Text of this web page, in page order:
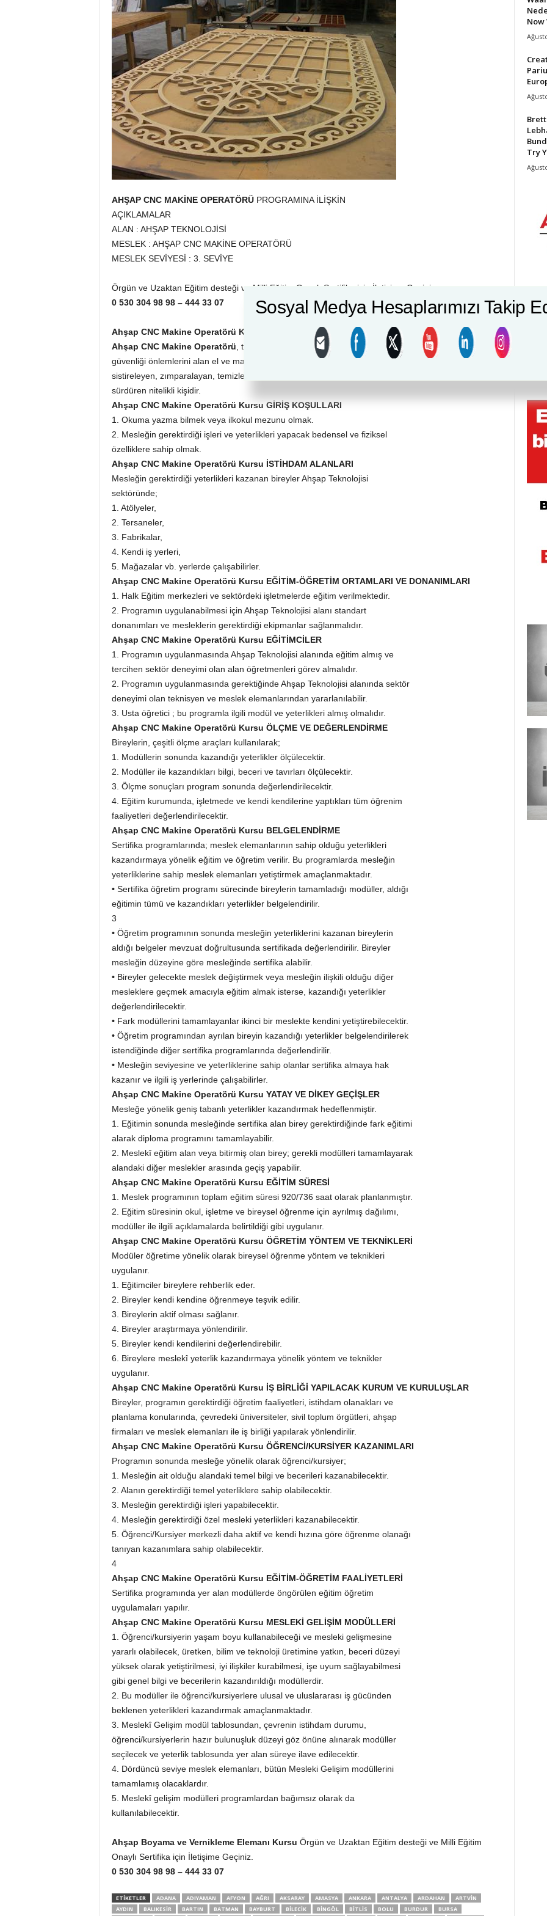
AHŞAP CNC MAKİNE OPERATÖRÜPROGRAMINA İLİŞKİN
AÇIKLAMALAR
ALAN : AHŞAP TEKNOLOJİSİ
MESLEK : AHŞAP CNC MAKİNE OPERATÖRÜ
MESLEK SEVİYESİ : 3. SEVİYE
Örgün ve Uzaktan Eğitim desteği ve Milli Eğitim Onaylı Sertifika için İletişime Geçiniz.
0 530 304 98 98 – 444 33 07
Ahşap CNC Makine Operatörü Kursu MESLEK ELEMANI TANIMI
Ahşap CNC Makine Operatörü , teknik Resmi çizen ve ölçülendiren, İş
güvenliği önlemlerini alan el ve makinelerle mobilya parçalarını rendeleyen,
sistireleyen, zımparalayan, temizleyen ve meslekî eğitime ilişkin faaliyetleri
sürdüren nitelikli kişidir.
Ahşap CNC Makine Operatörü Kursu GİRİŞ KOŞULLARI
1. Okuma yazma bilmek veya ilkokul mezunu olmak.
2. Mesleğin gerektirdiği işleri ve yeterlikleri yapacak bedensel ve fiziksel
özelliklere sahip olmak.
Ahşap CNC Makine Operatörü Kursu İSTİHDAM ALANLARI
Mesleğin gerektirdiği yeterlikleri kazanan bireyler Ahşap Teknolojisi
sektöründe;
1. Atölyeler,
2. Tersaneler,
3. Fabrikalar,
4. Kendi iş yerleri,
5. Mağazalar vb. yerlerde çalışabilirler.
Ahşap CNC Makine Operatörü Kursu EĞİTİM-ÖĞRETİM ORTAMLARI VE DONANIMLARI
1. Halk Eğitim merkezleri ve sektördeki işletmelerde eğitim verilmektedir.
2. Programın uygulanabilmesi için Ahşap Teknolojisi alanı standart
donanımları ve mesleklerin gerektirdiği ekipmanlar sağlanmalıdır.
Ahşap CNC Makine Operatörü Kursu EĞİTİMCİLER
1. Programın uygulanmasında Ahşap Teknolojisi alanında eğitim almış ve
tercihen sektör deneyimi olan alan öğretmenleri görev almalıdır.
2. Programın uygulanmasında gerektiğinde Ahşap Teknolojisi alanında sektör
deneyimi olan teknisyen ve meslek elemanlarından yararlanılabilir.
3. Usta öğretici ; bu programla ilgili modül ve yeterlikleri almış olmalıdır.
Ahşap CNC Makine Operatörü Kursu ÖLÇME VE DEĞERLENDİRME
Bireylerin, çeşitli ölçme araçları kullanılarak;
1. Modüllerin sonunda kazandığı yeterlikler ölçülecektir.
2. Modüller ile kazandıkları bilgi, beceri ve tavırları ölçülecektir.
3. Ölçme sonuçları program sonunda değerlendirilecektir.
4. Eğitim kurumunda, işletmede ve kendi kendilerine yaptıkları tüm öğrenim
faaliyetleri değerlendirilecektir.
Ahşap CNC Makine Operatörü Kursu BELGELENDİRME
Sertifika programlarında; meslek elemanlarının sahip olduğu yeterlikleri
kazandırmaya yönelik eğitim ve öğretim verilir. Bu programlarda mesleğin
yeterliklerine sahip meslek elemanları yetiştirmek amaçlanmaktadır.
•Sertifika öğretim programı sürecinde bireylerin tamamladığı modüller, aldığı
eğitimin tümü ve kazandıkları yeterlikler belgelendirilir.
3
•Öğretim programının sonunda mesleğin yeterliklerini kazanan bireylerin
aldığı belgeler mevzuat doğrultusunda sertifikada değerlendirilir. Bireyler
mesleğin düzeyine göre mesleğinde sertifika alabilir.
•Bireyler gelecekte meslek değiştirmek veya mesleğin ilişkili olduğu diğer
mesleklere geçmek amacıyla eğitim almak isterse, kazandığı yeterlikler
değerlendirilecektir.
•Fark modüllerini tamamlayanlar ikinci bir meslekte kendini yetiştirebilecektir.
•Öğretim programından ayrılan bireyin kazandığı yeterlikler belgelendirilerek
istendiğinde diğer sertifika programlarında değerlendirilir.
•Mesleğin seviyesine ve yeterliklerine sahip olanlar sertifika almaya hak
kazanır ve ilgili iş yerlerinde çalışabilirler.
Ahşap CNC Makine Operatörü Kursu YATAY VE DİKEY GEÇİŞLER
Mesleğe yönelik geniş tabanlı yeterlikler kazandırmak hedeflenmiştir.
1. Eğitimin sonunda mesleğinde sertifika alan birey gerektirdiğinde fark eğitimi
alarak diploma programını tamamlayabilir.
2. Meslekî eğitim alan veya bitirmiş olan birey; gerekli modülleri tamamlayarak
alandaki diğer meslekler arasında geçiş yapabilir.
Ahşap CNC Makine Operatörü Kursu EĞİTİM SÜRESİ
1. Meslek programının toplam eğitim süresi 920/736 saat olarak planlanmıştır.
2. Eğitim süresinin okul, işletme ve bireysel öğrenme için ayrılmış dağılımı,
modüller ile ilgili açıklamalarda belirtildiği gibi uygulanır.
Ahşap CNC Makine Operatörü Kursu ÖĞRETİM YÖNTEM VE TEKNİKLERİ
Modüler öğretime yönelik olarak bireysel öğrenme yöntem ve teknikleri
uygulanır.
1. Eğitimciler bireylere rehberlik eder.
2. Bireyler kendi kendine öğrenmeye teşvik edilir.
3. Bireylerin aktif olması sağlanır.
4. Bireyler araştırmaya yönlendirilir.
5. Bireyler kendi kendilerini değerlendirebilir.
6. Bireylere meslekî yeterlik kazandırmaya yönelik yöntem ve teknikler
uygulanır.
Ahşap CNC Makine Operatörü Kursu İŞ BİRLİĞİ YAPILACAK KURUM VE KURULUŞLAR
Bireyler, programın gerektirdiği öğretim faaliyetleri, istihdam olanakları ve
planlama konularında, çevredeki üniversiteler, sivil toplum örgütleri, ahşap
firmaları ve meslek elemanları ile iş birliği yapılarak yönlendirilir.
Ahşap CNC Makine Operatörü Kursu ÖĞRENCİ/KURSİYER KAZANIMLARI
Programın sonunda mesleğe yönelik olarak öğrenci/kursiyer;
1. Mesleğin ait olduğu alandaki temel bilgi ve becerileri kazanabilecektir.
2. Alanın gerektirdiği temel yeterliklere sahip olabilecektir.
3. Mesleğin gerektirdiği işleri yapabilecektir.
4. Mesleğin gerektirdiği özel mesleki yeterlikleri kazanabilecektir.
5. Öğrenci/Kursiyer merkezli daha aktif ve kendi hızına göre öğrenme olanağı
tanıyan kazanımlara sahip olabilecektir.
4
Ahşap CNC Makine Operatörü Kursu EĞİTİM-ÖĞRETİM FAALİYETLERİ
Sertifika programında yer alan modüllerde öngörülen eğitim öğretim
uygulamaları yapılır.
Ahşap CNC Makine Operatörü Kursu MESLEKİ GELİŞİM MODÜLLERİ
1. Öğrenci/kursiyerin yaşam boyu kullanabileceği ve mesleki gelişmesine
yararlı olabilecek, üretken, bilim ve teknoloji üretimine yatkın, beceri düzeyi
yüksek olarak yetiştirilmesi, iyi ilişkiler kurabilmesi, işe uyum sağlayabilmesi
gibi genel bilgi ve becerilerin kazandırıldığı modüllerdir.
2. Bu modüller ile öğrenci/kursiyerlere ulusal ve uluslararası iş gücünden
beklenen yeterlikleri kazandırmak amaçlanmaktadır.
3. Meslekî Gelişim modül tablosundan, çevrenin istihdam durumu,
öğrenci/kursiyerlerin hazır bulunuşluk düzeyi göz önüne alınarak modüller
seçilecek ve yeterlik tablosunda yer alan süreye ilave edilecektir.
4. Dördüncü seviye meslek elemanları, bütün Mesleki Gelişim modüllerini
tamamlamış olacaklardır.
5. Meslekî gelişim modülleri programlardan bağımsız olarak da
kullanılabilecektir.
Ahşap Boyama ve Vernikleme Elemanı Kursu Örgün ve Uzaktan Eğitim desteği ve Milli Eğitim
Onaylı Sertifika için İletişime Geçiniz.
0 530 304 98 98 – 444 33 07
ETİKETLER ADANA ADIYAMAN AFYON AĞRI AKSARAY AMASYA ANKARA ANTALYA ARDAHAN
ARTVIN
AYDIN
BALIKESIR BARTIN BATMAN BAYBURT BILECIK BINGÖL BITLIS BOLU BURDUR BURSA
Now
Try
Sosyal Medya Hesaplarımızı Takip